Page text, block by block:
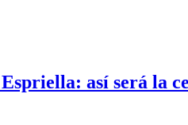
así será la